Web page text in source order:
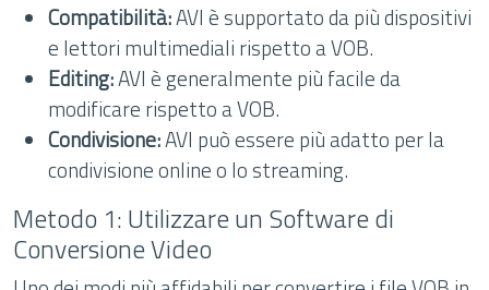
Compatibilità:AVI è supportato da più dispositivi
e lettori multimediali rispetto a VOB.
Editing:AVI è generalmente più facile da
modificare rispetto a VOB.
Condivisione:AVI può essere più adatto per la
condivisione online o lo streaming.
Metodo 1: Utilizzare un Software di
Conversione Video